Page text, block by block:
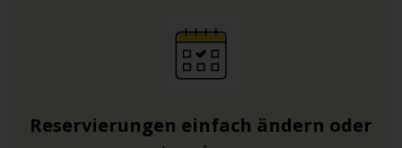
Reservierungen einfach ändern oder